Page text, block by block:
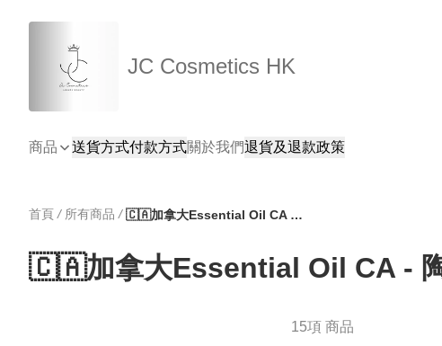
JC Cosmetics HK
商品 送貨方式付款方式關於我們退貨及退款政策
首頁 / 所有商品 / 🇨🇦加拿大Essential Oil CA - 陶瓷香薰機系列
🇨🇦加拿大Essential Oil CA -
15項 商品